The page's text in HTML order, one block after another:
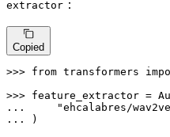
extractor ：
Copied
>>> from transformers
>>>
...
"ehcalabres/
...
)